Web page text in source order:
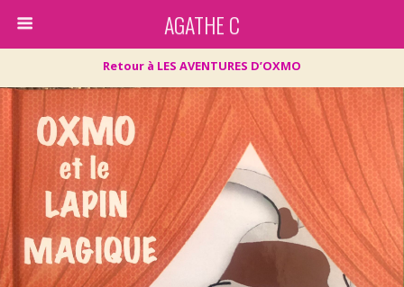
AGATHE C
Retour à LES AVENTURES D’OXMO